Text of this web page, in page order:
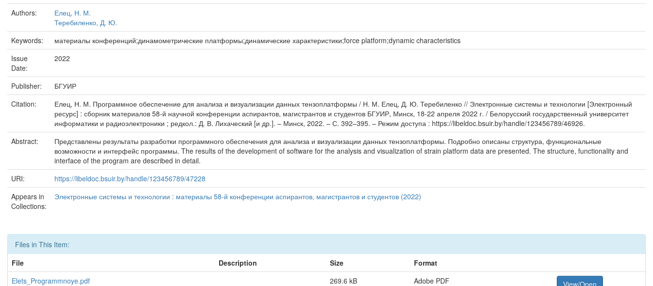
Authors:
Елец, Н. М.
Теребиленко, Д. Ю.
Keywords:
материалы конференций;динамометрические платформы;динамические характеристики;force platform;dynamic characteristics
Issue
Date:
2022
Publisher:
БГУИР
Citation:
Елец, Н. М. Программное обеспечение для анализа и визуализации данных тензоплатформы / Н. М. Елец, Д. Ю. Теребиленко // Электронные системы и технологии [Электронный
ресурс] : сборник материалов 58-й научной конференции аспирантов, магистрантов и студентов БГУИР, Минск, 18-22 апреля 2022 г. / Белорусский государственный университет
информатики и радиоэлектроники ; редкол.: Д. В. Лихаческий [и др.]. – Минск, 2022. – С. 392–395. – Режим доступа : https://libeldoc.bsuir.by/handle/123456789/46926.
Abstract:
Представлены результаты разработки программного обеспечения для анализа и визуализации данных тензоплатформы. Подробно описаны структура, функциональные
возможности и интерфейс программы. The results of the development of software for the analysis and visualization of strain platform data are presented. The structure, functionality and
interface of the program are described in detail.
URI:
https://libeldoc.bsuir.by/handle/123456789/47228
Appears in
Collections:
Электронные системы и технологии : материалы 58-й конференции аспирантов, магистрантов и студентов (2022)
Files in This Item:
File
Description Size
Format
Elets_Programmnoye.pdf
269.6 kB Adobe PDF View/Open